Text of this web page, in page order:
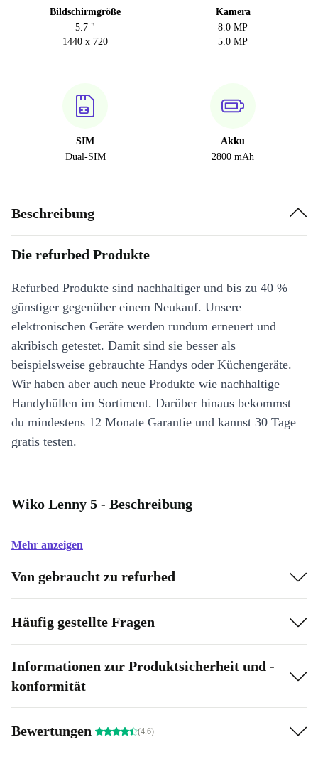
Bildschirmgröße
5.7 "
1440 x 720
Kamera
8.0 MP
5.0 MP
SIM
Dual-SIM
Akku
2800 mAh
Beschreibung
Die refurbed Produkte
Refurbed Produkte sind nachhaltiger und bis zu 40 %
günstiger gegenüber einem Neukauf. Unsere
elektronischen Geräte werden rundum erneuert und
akribisch getestet. Damit sind sie besser als
beispielsweise gebrauchte Handys oder Küchengeräte.
Wir haben aber auch neue Produkte wie nachhaltige
Handyhüllen im Sortiment. Darüber hinaus bekommst
du mindestens 12 Monate Garantie und kannst 30 Tage
gratis testen.
Wiko Lenny 5 - Beschreibung
Mehr anzeigen
Von gebraucht zu refurbed
Häufig gestellte Fragen
Informationen zur Produktsicherheit und -
konformität
Bewertungen (4.6)